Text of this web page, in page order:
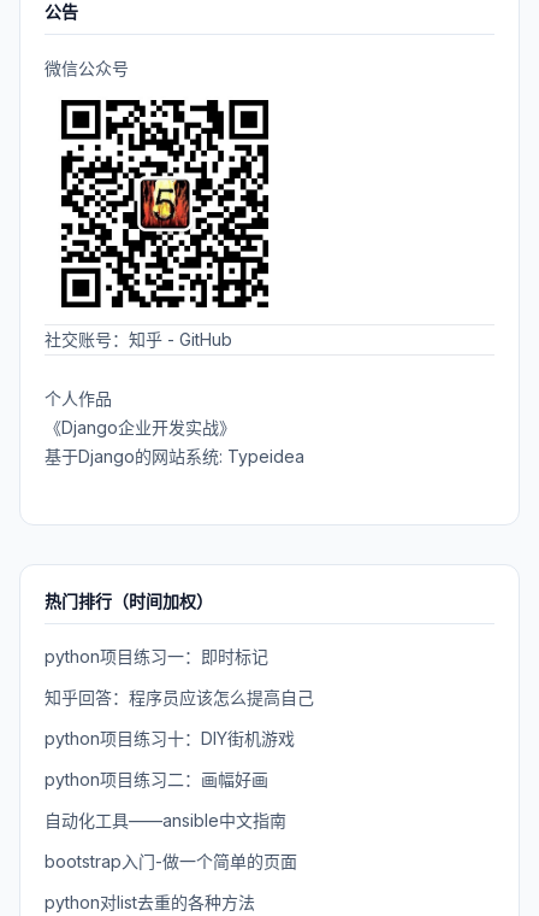
公告
微信公众号
社交账号： 知乎 - GitHub
个人作品
《Django企业开发实战》
基于Django的网站系统: Typeidea
热门排行（时间加权）
python项目练习一：即时标记
知乎回答：程序员应该怎么提高自己
python项目练习十：DIY街机游戏
python项目练习二：画幅好画
自动化工具——ansible中文指南
bootstrap入门-做一个简单的页面
python对list去重的各种方法